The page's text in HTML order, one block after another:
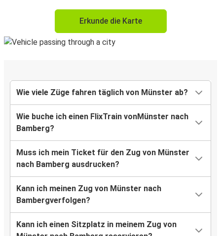
Erkunde die Karte
Wie viele Züge fahren täglich von Münster ab?
Wie buche ich einen FlixTrain vonMünster nach
Bamberg?
Muss ich mein Ticket für den Zug von Münster
nach Bamberg ausdrucken?
Kann ich meinen Zug von Münster nach
Bambergverfolgen?
Kann ich einen Sitzplatz in meinem Zug von